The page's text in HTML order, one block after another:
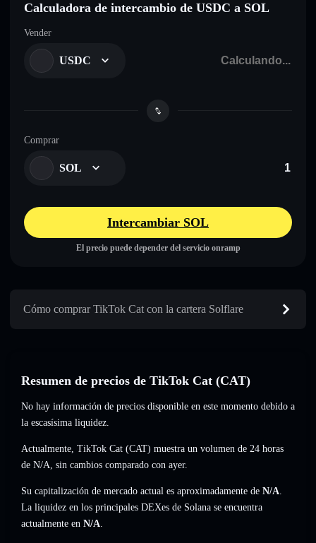
Calculadora de intercambio de USDC a SOL
Vender
USDC
Comprar
SOL
Intercambiar SOL
El precio puede depender del servicio onramp
Cómo comprar TikTok Cat con la cartera Solflare
Resumen de precios de TikTok Cat (CAT)
No hay información de precios disponible en este momento debido a
la escasísima liquidez.
Actualmente, TikTok Cat (CAT) muestra un volumen de 24 horas
de N/A, sin cambios comparado con ayer.
Su capitalización de mercado actual es aproximadamente de N/A.
La liquidez en los principales DEXes de Solana se encuentra
actualmente en N/A.